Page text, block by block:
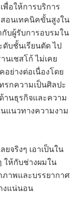
อให้การบริการ
อนเทคนิคขั้นสูงใน
บผู้รับการอบรมใน
บชั้นเรียนตัด ไป
เชสโก้ ไม่เคย
ย่างต่อเนื่องโดย
รกความเป็นศิลปะ
านธุรกิจและความ
แนวทางความงาม
จริงๆ เอาเป็นใน
ให้กับช่างผมใน
ภาพและบรรยากาศ
งแน่นอน